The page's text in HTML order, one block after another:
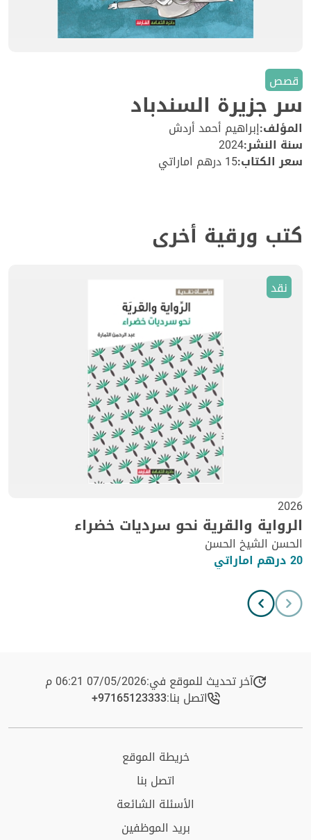
قصص
سر جزيرة السندباد
المؤلف:إبراهيم أحمد أردش
سنة النشر:2024
سعر الكتاب:15 درهم اماراتي
كتب ورقية أخرى
نقد
2026
الرواية والقرية نحو سرديات خضراء
الحسن الشيخ الحسن
20 درهم اماراتي
آخر تحديث للموقع في:07/05/2026 06:21 م
اتصل بنا:+97165123333​
خريطة الموقع
اتصل بنا
الأسئلة الشائعة
بريد الموظفين